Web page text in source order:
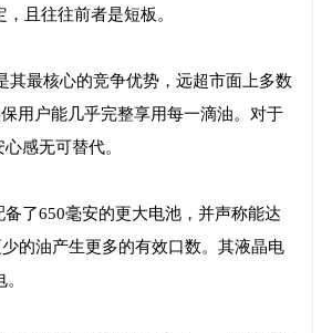
且往往前者是短板。
其最核心的竞争优势，远超市面上多数
用户能几乎完整享用每一滴油。对于
感无可替代。
了650毫安的更大电池，并声称能达
的油产生更多的有效口数。其液晶电